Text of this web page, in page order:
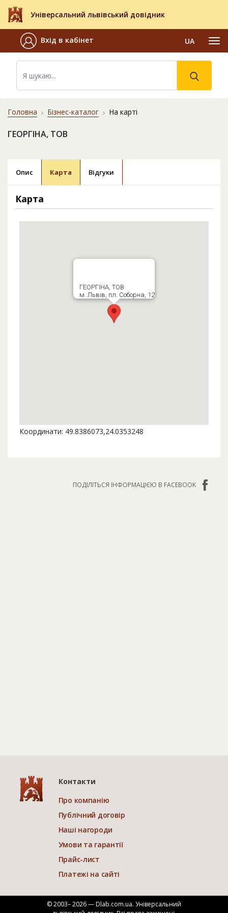
Універсальний львівський довідник
Вхід в кабінет UA
Головна Бізнес-каталог На карті
ГЕОРГІНА, ТОВ
Опис Карта Відгуки
Карта
ГЕОРГІНА, ТОВ
м. Львів, пл. Соборна, 12
Координати: 49.8386073,24.0353248
ПОДІЛІТЬСЯ ІНФОРМАЦІЄЮ В FACEBOOK
Контакти
Про компанію
Публічний договір
Наші нагороди
Умови та гарантії
Прайс-лист
Платежі на сайті
© 2003– 2026 — Dlab.com.ua. Універсальний